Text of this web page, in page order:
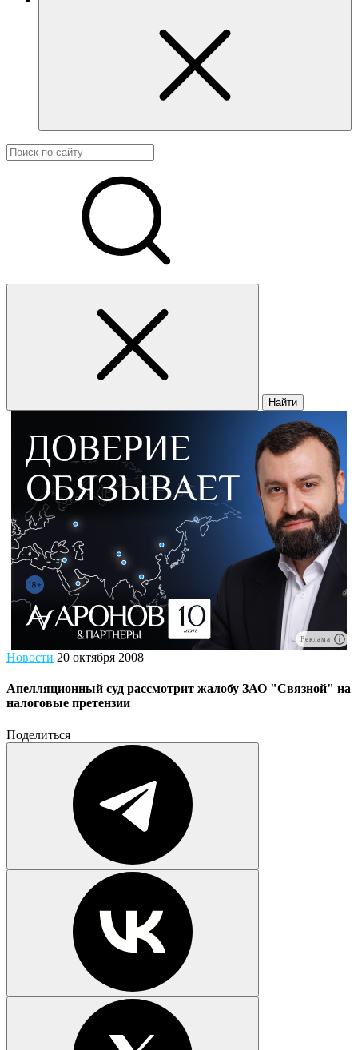
Найти
Реклама
Новости 20 октября 2008
Апелляционный суд рассмотрит жалобу ЗАО "Связной" на
налоговые претензии
Поделиться